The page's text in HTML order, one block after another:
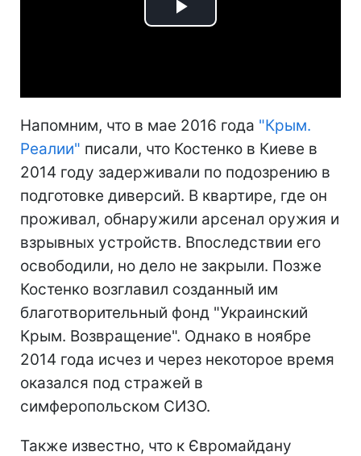
Play
Напомним, что в мае 2016 года "Крым.
Реалии" писали, что Костенко в Киеве в
2014 году задерживали по подозрению в
подготовке диверсий. В квартире, где он
проживал, обнаружили арсенал оружия и
взрывных устройств. Впоследствии его
освободили, но дело не закрыли. Позже
Костенко возглавил созданный им
благотворительный фонд "Украинский
Крым. Возвращение". Однако в ноябре
2014 года исчез и через некоторое время
оказался под стражей в
симферопольском СИЗО.
Также известно, что к Євромайдану